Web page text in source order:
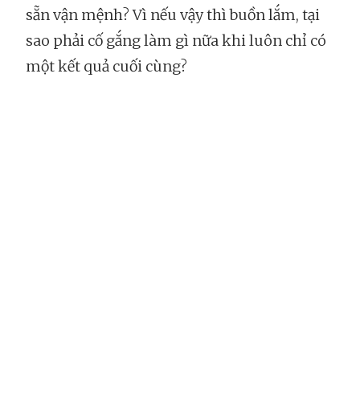
sẵn vận mệnh? Vì nếu vậy thì buồn lắm, tại
sao phải cố gắng làm gì nữa khi luôn chỉ có
một kết quả cuối cùng?